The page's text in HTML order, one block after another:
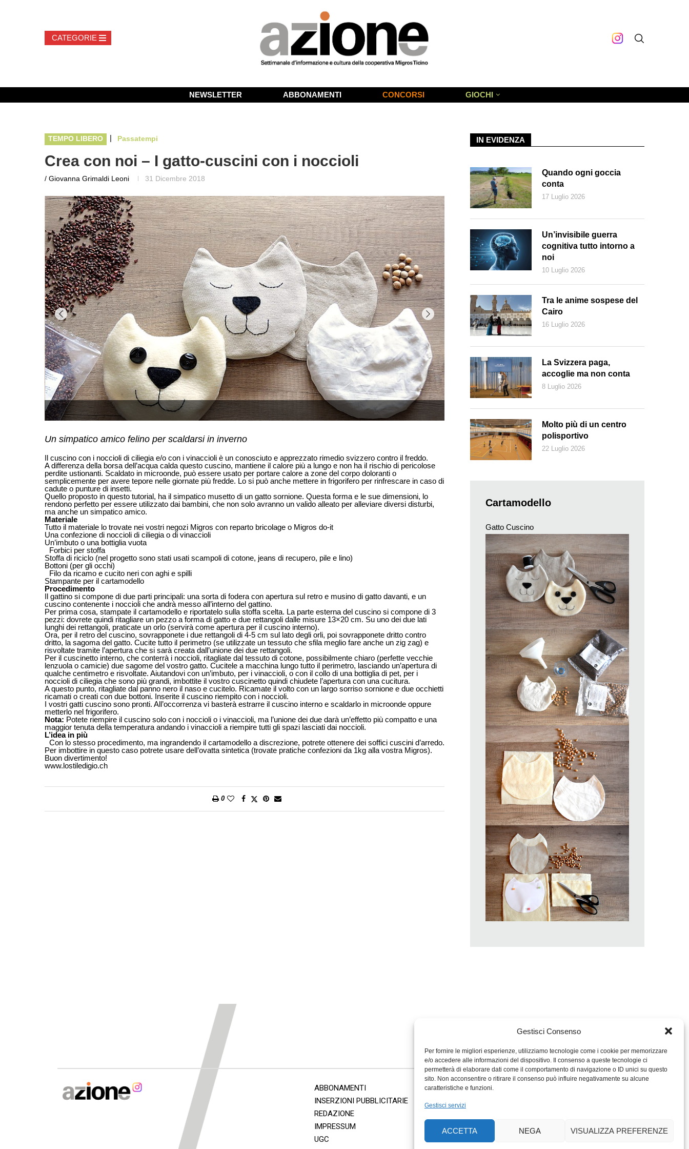
Gestisci Consenso
Per fornire le migliori esperienze, utilizziamo tecnologie come i cookie per memorizzare
e/o accedere alle informazioni del dispositivo. Il consenso a queste tecnologie ci
permetterà di elaborare dati come il comportamento di navigazione o ID unici su questo
sito. Non acconsentire o ritirare il consenso può influire negativamente su alcune
caratteristiche e funzioni.
Gestisci servizi
ACCETTA NEGA VISUALIZZA PREFERENZE
NEWSLETTER ABBONAMENTI CONCORSI GIOCHI
TEMPO LIBERO | Passatempi
Crea con noi – I gatto-cuscini con i noccioli
/ Giovanna Grimaldi Leoni 31 Dicembre 2018
Un simpatico amico felino per scaldarsi in inverno
Il cuscino con i noccioli di ciliegia e/o con i vinaccioli è un conosciuto e apprezzato rimedio svizzero contro il freddo.
A differenza della borsa dell’acqua calda questo cuscino, mantiene il calore più a lungo e non ha il rischio di pericolose
perdite ustionanti. Scaldato in microonde, può essere usato per portare calore a zone del corpo doloranti o
semplicemente per avere tepore nelle giornate più fredde. Lo si può anche mettere in frigorifero per rinfrescare in caso di
cadute o punture di insetti.
Quello proposto in questo tutorial, ha il simpatico musetto di un gatto sornione. Questa forma e le sue dimensioni, lo
rendono perfetto per essere utilizzato dai bambini, che non solo avranno un valido alleato per alleviare diversi disturbi,
ma anche un simpatico amico.
Materiale
Tutto il materiale lo trovate nei vostri negozi Migros con reparto bricolage o Migros do-it
Una confezione di noccioli di ciliegia o di vinaccioli
Un’imbuto o una bottiglia vuota
Forbici per stoffa
Stoffa di riciclo (nel progetto sono stati usati scampoli di cotone, jeans di recupero, pile e lino)
Bottoni (per gli occhi)
Filo da ricamo e cucito neri con aghi e spilli
Stampante per il cartamodello
Procedimento
Il gattino si compone di due parti principali: una sorta di fodera con apertura sul retro e musino di gatto davanti, e un
cuscino contenente i noccioli che andrà messo all’interno del gattino.
Per prima cosa, stampate il cartamodello e riportatelo sulla stoffa scelta. La parte esterna del cuscino si compone di 3
pezzi: dovrete quindi ritagliare un pezzo a forma di gatto e due rettangoli dalle misure 13×20 cm. Su uno dei due lati
lunghi dei rettangoli, praticate un orlo (servirà come apertura per il cuscino interno).
Ora, per il retro del cuscino, sovrapponete i due rettangoli di 4-5 cm sul lato degli orli, poi sovrapponete dritto contro
dritto, la sagoma del gatto. Cucite tutto il perimetro (se utilizzate un tessuto che sfila meglio fare anche un zig zag) e
risvoltate tramite l’apertura che si sarà creata dall’unione dei due rettangoli.
Per il cuscinetto interno, che conterrà i noccioli, ritagliate dal tessuto di cotone, possibilmente chiaro (perfette vecchie
lenzuola o camicie) due sagome del vostro gatto. Cucitele a macchina lungo tutto il perimetro, lasciando un’apertura di
qualche centimetro e risvoltate. Aiutandovi con un’imbuto, per i vinaccioli, o con il collo di una bottiglia di pet, per i
noccioli di ciliegia che sono più grandi, imbottite il vostro cuscinetto quindi chiudete l’apertura con una cucitura.
A questo punto, ritagliate dal panno nero il naso e cucitelo. Ricamate il volto con un largo sorriso sornione e due occhietti
ricamati o creati con due bottoni. Inserite il cuscino riempito con i noccioli.
I vostri gatti cuscino sono pronti. All’occorrenza vi basterà estrarre il cuscino interno e scaldarlo in microonde oppure
metterlo nel frigorifero.
Nota: Potete riempire il cuscino solo con i noccioli o i vinaccioli, ma l’unione dei due darà un’effetto più compatto e una
maggior tenuta della temperatura andando i vinaccioli a riempire tutti gli spazi lasciati dai noccioli.
L’idea in più
Con lo stesso procedimento, ma ingrandendo il cartamodello a discrezione, potrete ottenere dei soffici cuscini d’arredo.
Per imbottire in questo caso potrete usare dell’ovatta sintetica (trovate pratiche confezioni da 1kg alla vostra Migros).
Buon divertimento!
www.lostiledigio.ch
0
IN EVIDENZA
Quando ogni goccia
conta
17 Luglio 2026
Un’invisibile guerra
cognitiva tutto intorno a
noi
10 Luglio 2026
Tra le anime sospese del
Cairo
16 Luglio 2026
La Svizzera paga,
accoglie ma non conta
8 Luglio 2026
Molto più di un centro
polisportivo
22 Luglio 2026
Cartamodello
Gatto Cuscino
ABBONAMENTI
INSERZIONI PUBBLICITARIE
REDAZIONE
IMPRESSUM
UGC
MIGROS TICINO
PERCENTO CULTURALE
MIGROS TICINO